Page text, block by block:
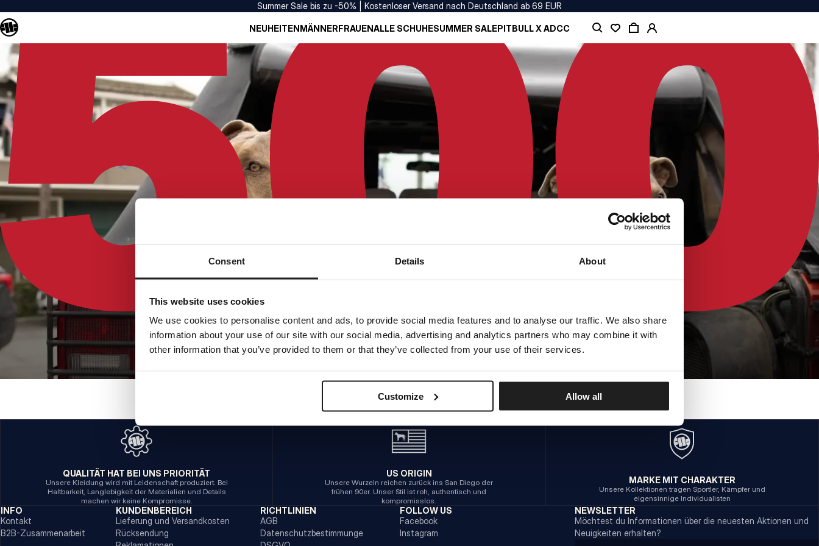
Consent Details About
This website uses cookies
We use cookies to personalise content and ads, to provide social media features and to analyse our traffic. We also share
information about your use of our site with our social media, advertising and analytics partners who may combine it with
other information that you’ve provided to them or that they’ve collected from your use of their services.
Customize Allow all
Summer Sale bis zu -50% | Kostenloser Versand nach Deutschland ab 69 EUR
NEUHEITENMÄNNERFRAUENALLE SCHUHESUMMER SALEPITBULL X ADCC
INTERNER SERVERFEHLER
ZURÜCK ZUR STARTSEITE
QUALITÄT HAT BEI UNS PRIORITÄT
Unsere Kleidung wird mit Leidenschaft produziert. Bei
Haltbarkeit, Langlebigkeit der Materialien und Details
machen wir keine Kompromisse.
US ORIGIN
Unsere Wurzeln reichen zurück ins San Diego der
frühen 90er. Unser Stil ist roh, authentisch und
kompromisslos.
MARKE MIT CHARAKTER
Unsere Kollektionen tragen Sportler, Kämpfer und
eigensinnige Individualisten
INFO
Kontakt
B2B-Zusammenarbeit
KUNDENBEREICH
Lieferung und Versandkosten
Rücksendung
RICHTLINIEN
AGB
Datenschutzbestimmunge
FOLLOW US
Facebook
Instagram
NEWSLETTER
Möchtest du Informationen über die neuesten Aktionen und
Neuigkeiten erhalten?